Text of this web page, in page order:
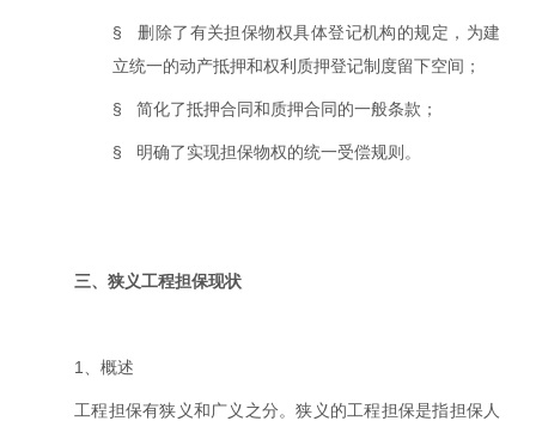
§
删除了有关担保物权具体登记机构的规定，为建
立统一的动产抵押和权利质押登记制度留下空间；
§ 简化了抵押合同和质押合同的一般条款；
§ 明确了实现担保物权的统一受偿规则。
三、狭义工程担保现状
1 、概述
工程担保有狭义和广义之分。狭义的工程担保是指担保人